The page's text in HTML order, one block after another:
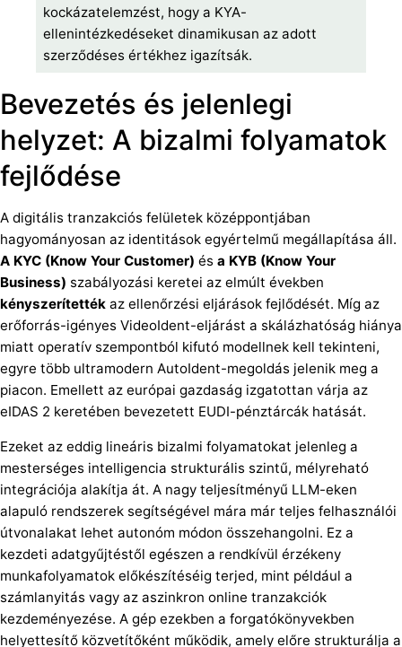
kockázatelemzést, hogy a KYA-
ellenintézkedéseket dinamikusan az adott
szerződéses értékhez igazítsák.
Bevezetés és jelenlegi
helyzet: A bizalmi folyamatok
fejlődése
A digitális tranzakciós felületek középpontjában
hagyományosan az identitások egyértelmű megállapítása áll.
A KYC (Know Your Customer) és a KYB (Know Your
Business) szabályozási keretei az elmúlt években
kényszerítették az ellenőrzési eljárások fejlődését. Míg az
erőforrás-igényes VideoIdent-eljárást a skálázhatóság hiánya
miatt operatív szempontból kifutó modellnek kell tekinteni,
egyre több ultramodern AutoIdent-megoldás jelenik meg a
piacon. Emellett az európai gazdaság izgatottan várja az
eIDAS 2 keretében bevezetett EUDI-pénztárcák hatását.
Ezeket az eddig lineáris bizalmi folyamatokat jelenleg a
mesterséges intelligencia strukturális szintű, mélyreható
integrációja alakítja át. A nagy teljesítményű LLM-eken
alapuló rendszerek segítségével mára már teljes felhasználói
útvonalakat lehet autonóm módon összehangolni. Ez a
kezdeti adatgyűjtéstől egészen a rendkívül érzékeny
munkafolyamatok előkészítéséig terjed, mint például a
számlanyitás vagy az aszinkron online tranzakciók
kezdeményezése. A gép ezekben a forgatókönyvekben
helyettesítő közvetítőként működik, amely előre strukturálja a